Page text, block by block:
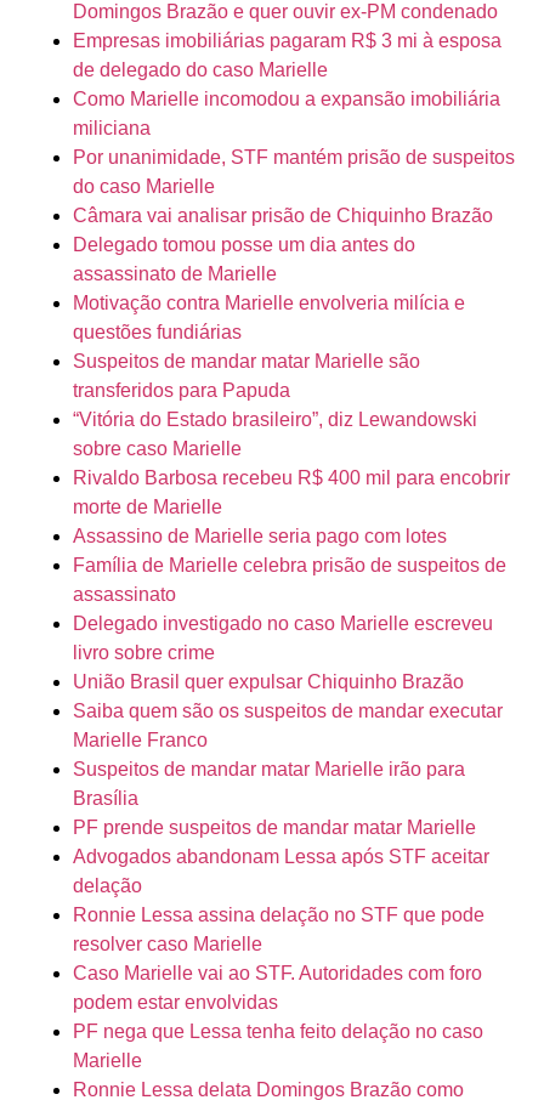
Domingos Brazão e quer ouvir ex-PM condenado
Empresas imobiliárias pagaram R$ 3 mi à esposa
de delegado do caso Marielle
Como Marielle incomodou a expansão imobiliária
miliciana
Por unanimidade, STF mantém prisão de suspeitos
do caso Marielle
Câmara vai analisar prisão de Chiquinho Brazão
Delegado tomou posse um dia antes do
assassinato de Marielle
Motivação contra Marielle envolveria milícia e
questões fundiárias
Suspeitos de mandar matar Marielle são
transferidos para Papuda
“Vitória do Estado brasileiro”, diz Lewandowski
sobre caso Marielle
Rivaldo Barbosa recebeu R$ 400 mil para encobrir
morte de Marielle
Assassino de Marielle seria pago com lotes
Família de Marielle celebra prisão de suspeitos de
assassinato
Delegado investigado no caso Marielle escreveu
livro sobre crime
União Brasil quer expulsar Chiquinho Brazão
Saiba quem são os suspeitos de mandar executar
Marielle Franco
Suspeitos de mandar matar Marielle irão para
Brasília
PF prende suspeitos de mandar matar Marielle
Advogados abandonam Lessa após STF aceitar
delação
Ronnie Lessa assina delação no STF que pode
resolver caso Marielle
Caso Marielle vai ao STF. Autoridades com foro
podem estar envolvidas
PF nega que Lessa tenha feito delação no caso
Marielle
Ronnie Lessa delata Domingos Brazão como